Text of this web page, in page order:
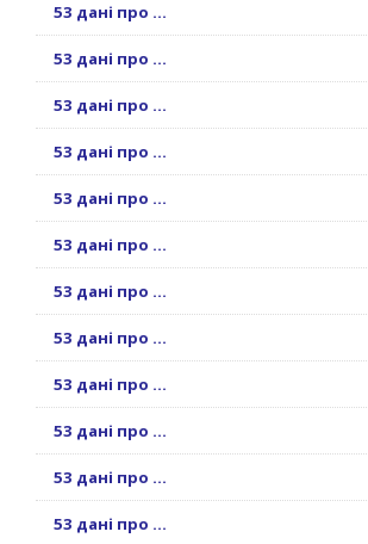
53 дані про ...
53 дані про ...
53 дані про ...
53 дані про ...
53 дані про ...
53 дані про ...
53 дані про ...
53 дані про ...
53 дані про ...
53 дані про ...
53 дані про ...
53 дані про ...